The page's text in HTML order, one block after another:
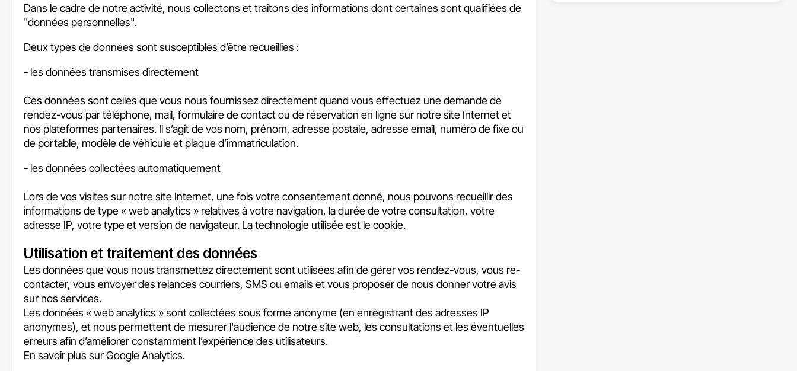
Dans le cadre de notre activité, nous collectons et traitons des informations dont certaines sont qualifiées de
"données personnelles".
Deux types de données sont susceptibles d’être recueillies :
- les données transmises directement
Ces données sont celles que vous nous fournissez directement quand vous effectuez une demande de
rendez-vous par téléphone, mail, formulaire de contact ou de réservation en ligne sur notre site Internet et
nos plateformes partenaires. Il s’agit de vos nom, prénom, adresse postale, adresse email, numéro de fixe ou
de portable, modèle de véhicule et plaque d’immatriculation.
- les données collectées automatiquement
Lors de vos visites sur notre site Internet, une fois votre consentement donné, nous pouvons recueillir des
informations de type « web analytics » relatives à votre navigation, la durée de votre consultation, votre
adresse IP, votre type et version de navigateur. La technologie utilisée est le cookie.
Utilisation et traitement des données
Les données que vous nous transmettez directement sont utilisées afin de gérer vos rendez-vous, vous re-
contacter, vous envoyer des relances courriers, SMS ou emails et vous proposer de nous donner votre avis
sur nos services.
Les données « web analytics » sont collectées sous forme anonyme (en enregistrant des adresses IP
anonymes), et nous permettent de mesurer l'audience de notre site web, les consultations et les éventuelles
erreurs afin d’améliorer constamment l’expérience des utilisateurs.
En savoir plus sur Google Analytics.